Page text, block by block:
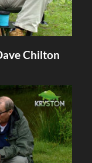
Chilton